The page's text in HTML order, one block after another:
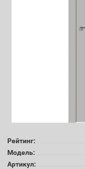
Рейтинг:
Модель:
Артикул: